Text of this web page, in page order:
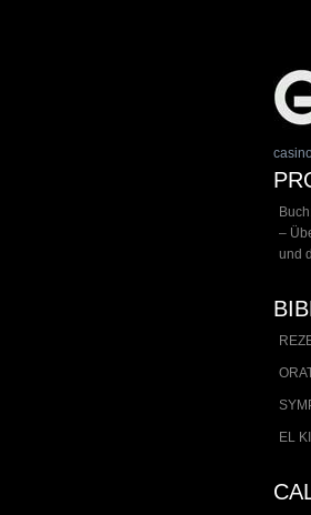
–
und
EL